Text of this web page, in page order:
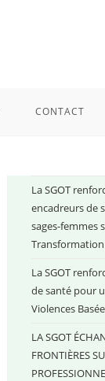
CONTACT
La SGOT
encadreurs de
sages-femmes
Transformation
La SGOT
de santé pour
Violences
LA SGOT
FRONTIÈRES